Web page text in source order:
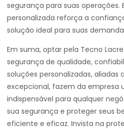
segurança para suas operações.
personalizada reforça a
solução ideal para suas
Em suma, optar pela Tecno
segurança de qualidade,
soluções personalizadas,
excepcional, fazem da empresa
indispensável para qualquer
sua segurança e proteger seus
eficiente e eficaz. Invista na